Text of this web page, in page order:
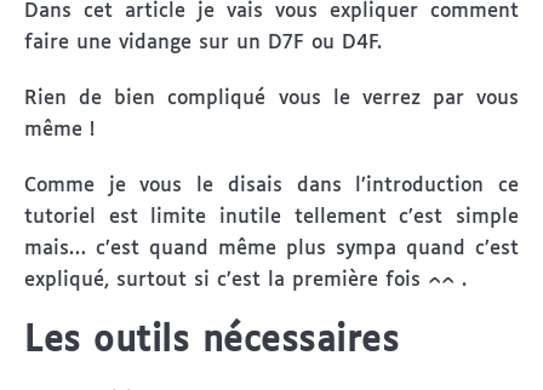
Dans cet article je vais vous expliquer comment
faire une vidange sur un D7F ou D4F.
Rien de bien compliqué vous le verrez par vous
même !
Comme je vous le disais dans l’introduction ce
tutoriel est limite inutile tellement c’est simple
mais… c’est quand même plus sympa quand c’est
expliqué, surtout si c’est la première fois ^^ .
Les outils nécessaires